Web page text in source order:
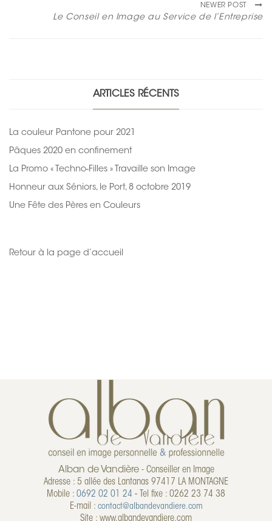
NEWER POST
Le Conseil en Image au Service de l’Entreprise
ARTICLES RÉCENTS
La couleur Pantone pour 2021
Pâques 2020 en confinement
La Promo « Techno-Filles » Travaille son Image
Honneur aux Séniors, le Port, 8 octobre 2019
Une Fête des Pères en Couleurs
Retour à la page d’accueil
Alban de Vandière- Conseiller en Image
Adresse : 5 allée des Lantanas 97417 LA MONTAGNE
Mobile : 0692 02 01 24 - Tel fixe : 0262 23 74 38
E-mail : contact@albandevandiere.com
Site : www.albandevandiere.com